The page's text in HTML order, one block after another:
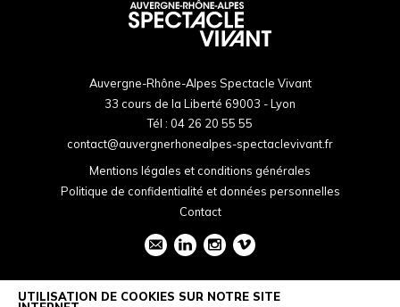
Auvergne-Rhône-Alpes Spectacle Vivant
33 cours de la Liberté 69003 - Lyon
Tél : 04 26 20 55 55
contact@auvergnerhonealpes-spectaclevivant.fr
Mentions légales et conditions générales
Politique de confidentialité et données personnelles
Contact
UTILISATION DE COOKIES SUR NOTRE SITE